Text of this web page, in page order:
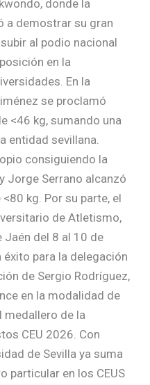
donde la
a demostrar su gran
al podio nacional
en la
En la
se proclamó
<46 kg, sumando una
entidad sevillana.
consiguiendo la
Jorge Serrano alcanzó
kg. Por su parte, el
de Atletismo,
Jaén del 8 al 10 de
para la delegación
de Sergio Rodríguez,
en la modalidad de
medallero de la
CEU 2026. Con
de Sevilla ya suma
particular en los CEUS